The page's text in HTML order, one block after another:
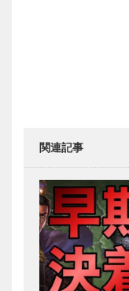
関連記事